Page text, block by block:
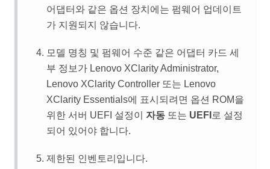
어댑터와 같은 옵션 장치에는 펌웨어 업데이트
가 지원되지 않습니다.
모델 명칭 및 펌웨어 수준 같은 어댑터 카드 세
부 정보가 Lenovo XClarity Administrator,
Lenovo XClarity Controller 또는 Lenovo
XClarity Essentials에 표시되려면 옵션 ROM을
위한 서버 UEFI 설정이 자동 또는 UEFI 로 설정
되어 있어야 합니다.
제한된 인벤토리입니다.